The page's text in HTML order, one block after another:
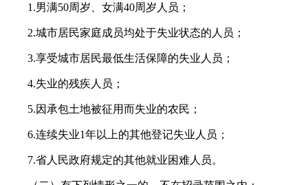
1.男满50周岁、女满40周岁人员；
2.城市居民家庭成员均处于失业状态的人员；
3.享受城市居民最低生活保障的失业人员；
4.失业的残疾人员；
5.因承包土地被征用而失业的农民；
6.连续失业1年以上的其他登记失业人员；
7.省人民政府规定的其他就业困难人员。